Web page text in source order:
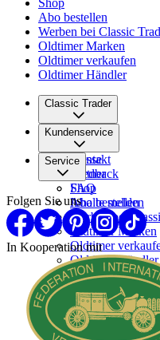
Abo bestellen
Werben bei Classic
Oldtimer Marken
Oldtimer verkaufen
Oldtimer Händler
Classic Trader
Über uns
Karriere
Presse
Partner
Kundenservice
Kontakt
Feedback
FAQ
Inhalte melden
Service
Shop
Abo bestellen
Werben bei
Oldtimer Marken
Oldtimer
Oldtimer Händler
Folgen Sie uns
In Kooperation mit